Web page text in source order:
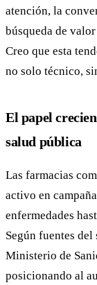
atención, la
búsqueda de
Creo que esta
no solo técnico,
El papel
salud pública
Las farmacias
activo en
enfermedades
Según fuentes
Ministerio de
posicionando al